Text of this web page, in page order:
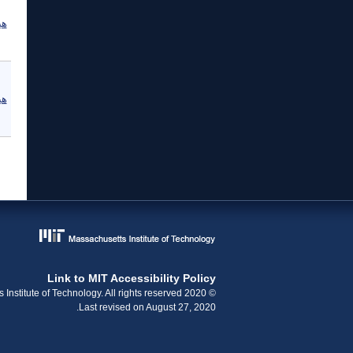
Link to MIT Accessibility Policy
© 2020 Massachusetts Institute of Technology. All rights reserved.
Last revised on August 27, 2020.